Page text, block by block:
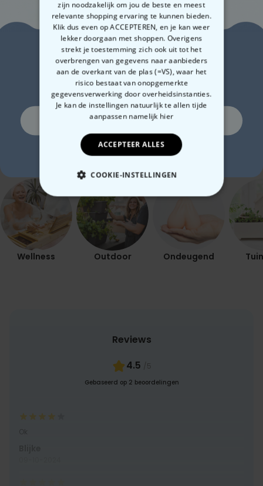
Polaroid-look
Gepersonaliseerde
Geurhanger set van 2
Gepersonaliseerde
Sokken met Foto Gezicht
€ 19,99
Gerelateerde categorie
Bekijk onze andere categorie met ongewone dingen
Wellness Outdoor Ondeugend
Reviews
4.5 /5
Gebaseerd op 2 beoordelingen
zijn noodzakelijk om jou de beste en meest
relevante shopping ervaring te kunnen bieden.
Klik dus even op ACCEPTEREN, en je kan weer
lekker doorgaan met shoppen. Overigens
strekt je toestemming zich ook uit tot het
overbrengen van gegevens naar aanbieders
aan de overkant van de plas (=VS), waar het
risico bestaat van onopgemerkte
gegevensverwerking door overheidsinstanties.
Je kan de instellingen natuurlijk te allen tijde
aanpassen namelijk hier
ACCEPTEER ALLES
COOKIE-INSTELLINGEN
NOODZAKELIJK
PERFORMANCE
MARKETING OVERIGE
Zin in
10% korting?
Ja, graag!
Nee, ik ben geen fan van korting